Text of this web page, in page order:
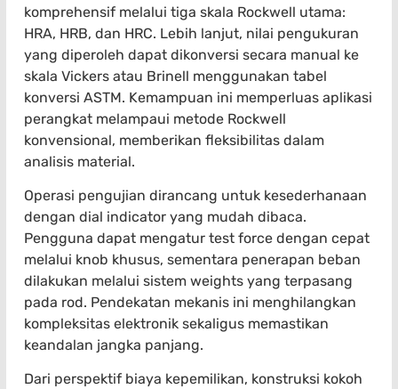
komprehensif melalui tiga skala Rockwell utama:
HRA, HRB, dan HRC. Lebih lanjut, nilai pengukuran
yang diperoleh dapat dikonversi secara manual ke
skala Vickers atau Brinell menggunakan tabel
konversi ASTM. Kemampuan ini memperluas aplikasi
perangkat melampaui metode Rockwell
konvensional, memberikan fleksibilitas dalam
analisis material.
Operasi pengujian dirancang untuk kesederhanaan
dengan dial indicator yang mudah dibaca.
Pengguna dapat mengatur test force dengan cepat
melalui knob khusus, sementara penerapan beban
dilakukan melalui sistem weights yang terpasang
pada rod. Pendekatan mekanis ini menghilangkan
kompleksitas elektronik sekaligus memastikan
keandalan jangka panjang.
Dari perspektif biaya kepemilikan, konstruksi kokoh